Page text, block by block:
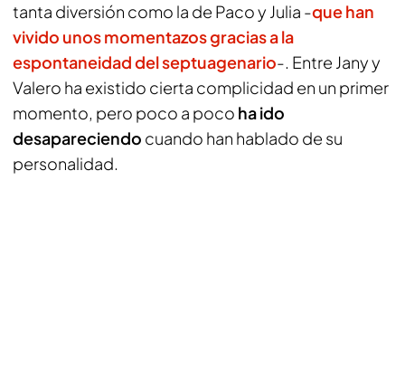
tanta diversión como la de Paco y Julia -que han
vivido unos momentazos gracias a la
espontaneidad del septuagenario-. Entre Jany y
Valero ha existido cierta complicidad en un primer
momento, pero poco a poco ha ido
desapareciendo cuando han hablado de su
personalidad.